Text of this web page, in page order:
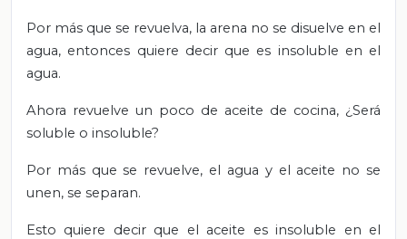
Por más que se revuelva, la arena no se disuelve en el
agua, entonces quiere decir que es insoluble en el
agua.
Ahora revuelve un poco de aceite de cocina, ¿Será
soluble o insoluble?
Por más que se revuelve, el agua y el aceite no se
unen, se separan.
Esto quiere decir que el aceite es insoluble en el